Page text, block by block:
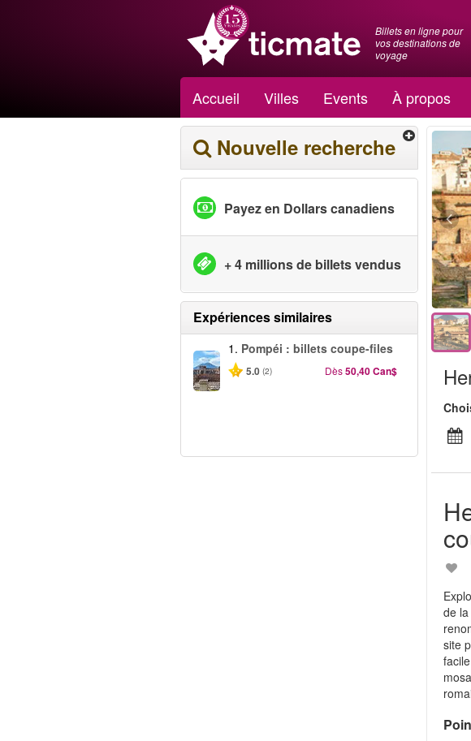
Billets en ligne pour
vos destinations de
voyage
Accueil Villes Events À propos
Nouvelle recherche
Payez en Dollars canadiens
+ 4 millions de billets vendus
Expériences similaires
1. Pompéi : billets coupe-files
5.0 (2) Dès50,40 Can$
de
site